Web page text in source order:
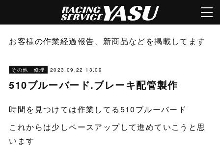
お客様の作業経過報告、新商品などを掲載してます
その他 修理 2023.09.22 13:09
510ブルーバード.ブレーキ配管製作
時間を見つけては作業してる510ブルーバード
これからは少しペースアップして進めていこうと思
います